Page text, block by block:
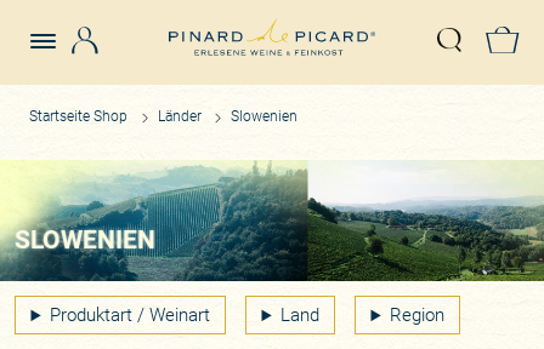
Suche
Startseite Shop Länder Slowenien
SLOWENIEN
Produktart / Weinart Land Region